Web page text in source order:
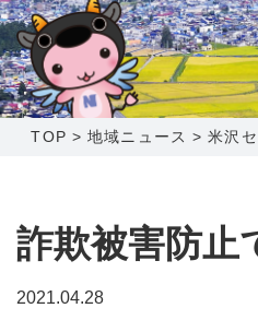
Q&A
センター情報
採用情報
お問い合わせ
〒992-0044
山形県米沢市春日四丁目2-75
0238-24-2525
営業時間 9:00～18:00
TOP >地域ニュース >米沢
詐欺被害防止
2021.04.28